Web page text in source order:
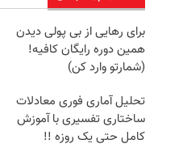
برای رهایی از بی پولی دیدن
همین دوره رایگان کافیه!
(شمارتو وارد کن)
تحلیل آماری فوری معادلات
ساختاری تفسیری با آموزش
کامل حتی یک روزه !!